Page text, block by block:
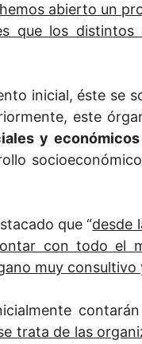
abierto un
que los
inicial, éste se
este
y económicos
que “desde
con todo el
muy
trata de las